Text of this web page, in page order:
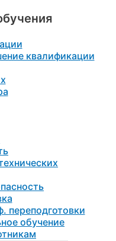
квалификации
переподготовки
обучение